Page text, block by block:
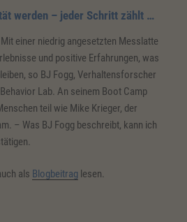
Akzeptieren
Platform& eRecht24
werden – jeder Schritt zählt …
einer niedrig angesetzten Messlatte
und positive Erfahrungen, was
so BJ Fogg, Verhaltensforscher
Lab. An seinem Boot Camp
teil wie Mike Krieger, der
– Was BJ Fogg beschreibt, kann ich
als Blogbeitrag lesen.